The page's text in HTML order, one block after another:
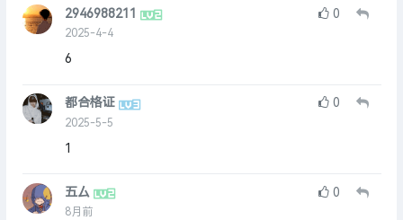
2946988211
2025-4-4
0
6
都合格证
2025-5-5
0
1
五厶
8月前
0